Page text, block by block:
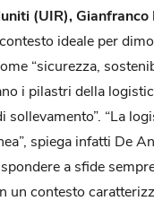
(UIR), Gianfranco
ideale per
“sicurezza,
i pilastri della
sollevamento”. “La
spiega infatti De
a sfide
un contesto